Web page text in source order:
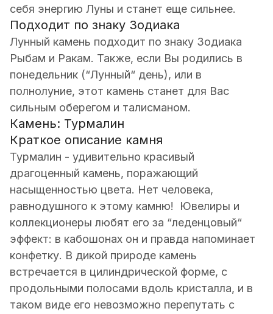
себя энергию Луны и станет еще сильнее.
Подходит по знаку Зодиака
Лунный камень подходит по знаку Зодиака
Рыбам и Ракам. Также, если Вы родились в
понедельник (“Лунный“ день), или в
полнолуние, этот камень станет для Вас
сильным оберегом и талисманом.
Камень: Турмалин
Краткое описание камня
Турмалин - удивительно красивый
драгоценный камень, поражающий
насыщенностью цвета. Нет человека,
равнодушного к этому камню! Ювелиры и
коллекционеры любят его за “леденцовый“
эффект: в кабошонах он и правда напоминает
конфетку. В дикой природе камень
встречается в цилиндрической форме, с
продольными полосами вдоль кристалла, и в
таком виде его невозможно перепутать с